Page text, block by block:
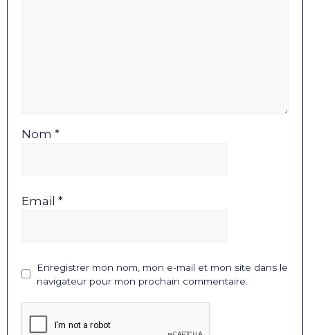
Nom *
Email *
Enregistrer mon nom, mon e-mail et mon site dans le
navigateur pour mon prochain commentaire.